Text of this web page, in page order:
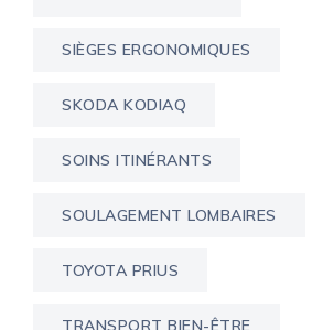
SIÈGES ERGONOMIQUES
SKODA KODIAQ
SOINS ITINÉRANTS
SOULAGEMENT LOMBAIRES
TOYOTA PRIUS
TRANSPORT BIEN-ÊTRE